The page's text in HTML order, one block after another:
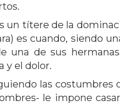
un títere de la
es cuando, siendo
una de sus
y el dolor.
las costumbres
le impone